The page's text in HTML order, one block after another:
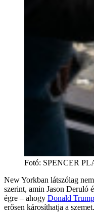
Fotó: SPENCER
New Yorkban látszólag
szerint, amin Jason Deruló
égre – ahogy Donald
erősen károsíthatja a szemet.